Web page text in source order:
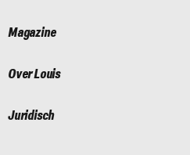
Magazine
Over Louis
Juridisch